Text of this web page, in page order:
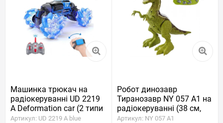
Машинка трюкач на
радіокеруванні UD 2219
A Deformation car (2 типи
управління) Blue
Артикул: UD 2219 A blue
Робот динозавр
Тиранозавр NY 057 A1 на
радіокеруванні (38 см,
акумулятор, світло, звук,
Артикул: NY 057 A1